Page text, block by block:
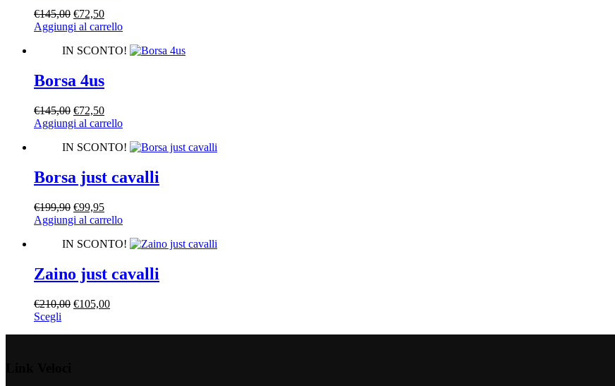
€145,00 Il
prezzo
era:
€72,50Il
prezzo
è:
Aggiungi al carrello
IN SCONTO!
Borsa 4us
€145,00 Il
prezzo
era:
€72,50Il
prezzo
è:
Aggiungi al carrello
IN SCONTO!
Borsa just cavalli
€199,90 Il
prezzo
era:
€99,95Il
prezzo
è:
Aggiungi al carrello
IN SCONTO!
Zaino just cavalli
€210,00 Il
€105,00Il
Scegli